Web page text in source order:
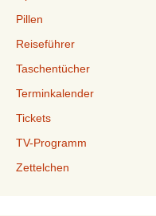
Pillen
Reiseführer
Taschentücher
Terminkalender
Tickets
TV-Programm
Zettelchen